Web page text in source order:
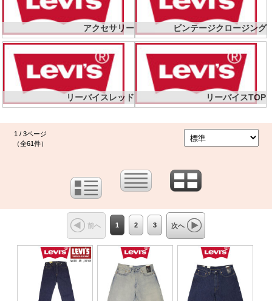
アクセサリー ビンテージクロージング
リーバイスレッド リーバイスTOP
1 / 3ページ
（全61件）
前へ 1 2 3 次へ